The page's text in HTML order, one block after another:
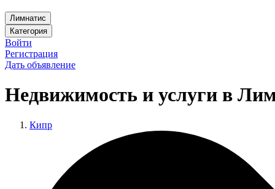
Лимнатис
Категория
Войти
Регистрация
Дать объявление
Недвижимость и услуги в
Кипр